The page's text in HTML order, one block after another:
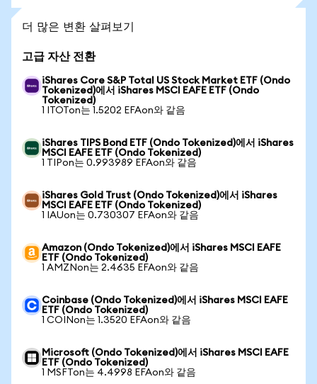
더 많은 변환 살펴보기
고급 자산 전환
iShares Core S&P Total US Stock Market ETF (Ondo
Tokenized)에서 iShares MSCI EAFE ETF (Ondo
Tokenized)
1 ITOTon는 1.5202 EFAon와 같음
iShares TIPS Bond ETF (Ondo Tokenized)에서 iShares
MSCI EAFE ETF (Ondo Tokenized)
1 TIPon는 0.993989 EFAon와 같음
iShares Gold Trust (Ondo Tokenized)에서 iShares
MSCI EAFE ETF (Ondo Tokenized)
1 IAUon는 0.730307 EFAon와 같음
Amazon (Ondo Tokenized)에서 iShares MSCI EAFE
ETF (Ondo Tokenized)
1 AMZNon는 2.4635 EFAon와 같음
Coinbase (Ondo Tokenized)에서 iShares MSCI EAFE
ETF (Ondo Tokenized)
1 COINon는 1.3520 EFAon와 같음
Microsoft (Ondo Tokenized)에서 iShares MSCI EAFE
ETF (Ondo Tokenized)
1 MSFTon는 4.4998 EFAon와 같음